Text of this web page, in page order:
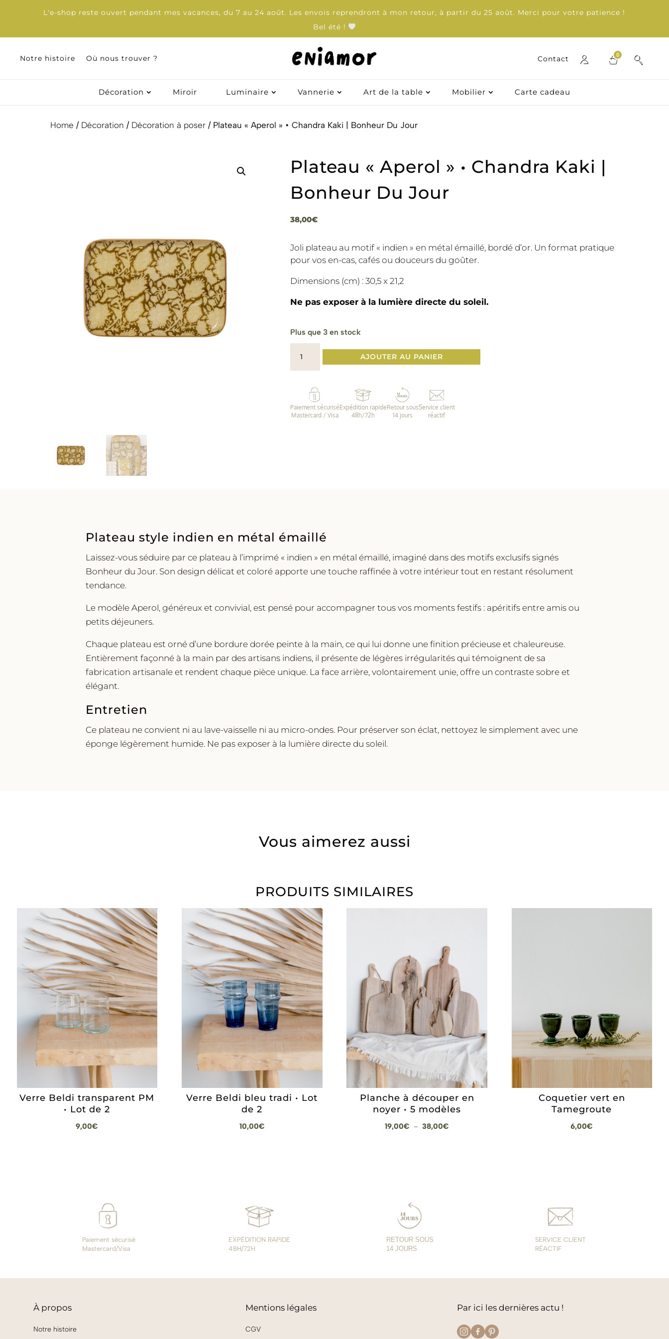
L'e-shop reste ouvert pendant mes vacances, du 7 au 24 août. Les envois reprendront à mon retour, à partir du 25 août. Merci pour votre patience !
Bel été !
Notre histoire Où nous trouver ? Contact 0
Décoration Miroir Luminaire Vannerie Art de la table Mobilier Carte cadeau
Notre histoire Où nous trouver ? Contact 0
Décoration Miroir Luminaire Vannerie Art de la table Mobilier Carte cadeau
Home / Décoration / Décoration à poser/ Plateau « Aperol » • Chandra Kaki | Bonheur Du Jour
Plateau « Aperol » • Chandra Kaki |
Bonheur Du Jour
38,00€
Joli plateau au motif « indien » en métal émaillé, bordé d’or. Un format pratique
pour vos en-cas, cafés ou douceurs du goûter.
Dimensions (cm) : 30,5 x 21,2
Ne pas exposer à la lumière directe du soleil.
Plus que 3 en stock
Plateau
"Aperol"
Chandra
AJOUTER AU PANIER
Paiement sécurisé
Mastercard / Visa
Expédition rapide
48h/72h
Retour sous
14 jours
Service client
réactif
Plateau style indien en métal émaillé
Laissez-vous séduire par ce plateau à l’imprimé « indien » en métal émaillé, imaginé dans des motifs exclusifs signés
Bonheur du Jour. Son design délicat et coloré apporte une touche raffinée à votre intérieur tout en restant résolument
tendance.
Le modèle Aperol, généreux et convivial, est pensé pour accompagner tous vos moments festifs : apéritifs entre amis ou
petits déjeuners.
Chaque plateau est orné d’une bordure dorée peinte à la main, ce qui lui donne une finition précieuse et chaleureuse.
Entièrement façonné à la main par des artisans indiens, il présente de légères irrégularités qui témoignent de sa
fabrication artisanale et rendent chaque pièce unique. La face arrière, volontairement unie, offre un contraste sobre et
élégant.
Entretien
Ce plateau ne convient ni au lave-vaisselle ni au micro-ondes. Pour préserver son éclat, nettoyez le simplement avec une
éponge légèrement humide. Ne pas exposer à la lumière directe du soleil.
Vous aimerez aussi
PRODUITS SIMILAIRES
Verre Beldi transparent PM
• Lot de 2
9,00€
Verre Beldi bleu tradi • Lot
de 2
10,00€
Planche à découper en
noyer • 5 modèles
19,00€ – 38,00€
Coquetier vert en
Tamegroute
6,00€
Paiement sécurisé
Mastercard/Visa
EXPÉDITION RAPIDE
48H/72H
RETOUR SOUS
14 JOURS
SERVICE CLIENT
RÉACTIF
À propos
Notre histoire
Mentions légales
CGV
Par ici les dernières actu !